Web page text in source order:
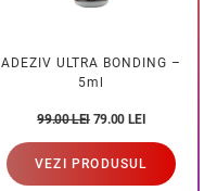
ADEZIV ULTRA BONDING –
5ml
99.00LEI 79.00 LEI
VEZI PRODUSUL